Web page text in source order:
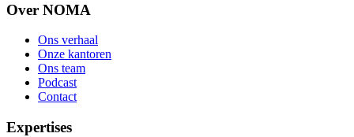
Over NOMA
Footer
Ons verhaal
Onze kantoren
Ons team
Podcast
Contact
Expertises